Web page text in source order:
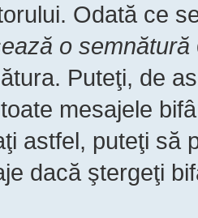
Odată ce
o semnătură
Puteţi, de
mesajele
astfel, puteţi să
dacă ştergeţi